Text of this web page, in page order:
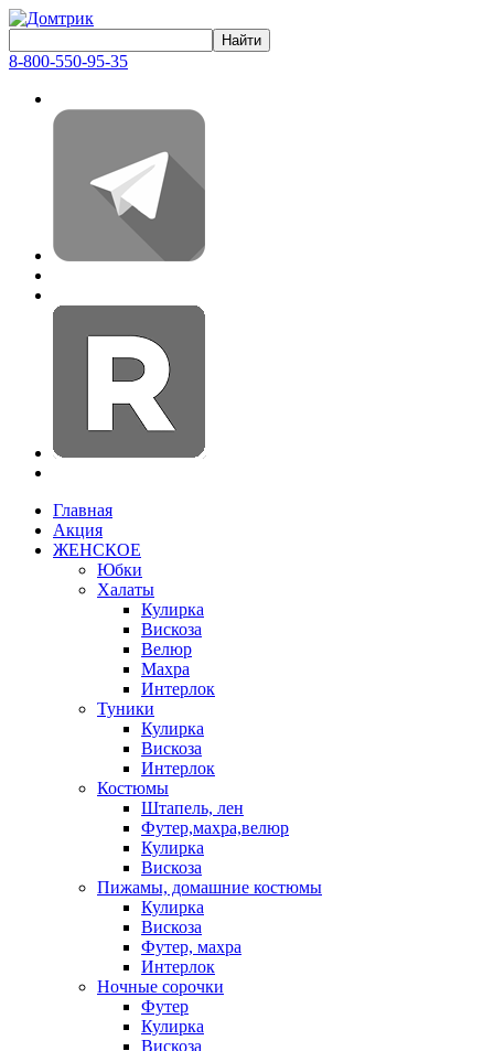
8-800-550-95-35
Главная
Акция
ЖЕНСКОЕ
Юбки
Халаты
Кулирка
Вискоза
Велюр
Махра
Интерлок
Туники
Кулирка
Вискоза
Интерлок
Костюмы
Штапель, лен
Футер,махра,велюр
Кулирка
Вискоза
Пижамы, домашние костюмы
Кулирка
Вискоза
Футер, махра
Интерлок
Ночные сорочки
Футер
Кулирка
Вискоза